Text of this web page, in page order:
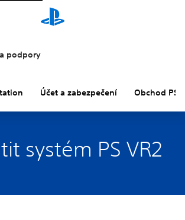
podpory
Účet a zabezpečení Obchod PS
systém PS VR2